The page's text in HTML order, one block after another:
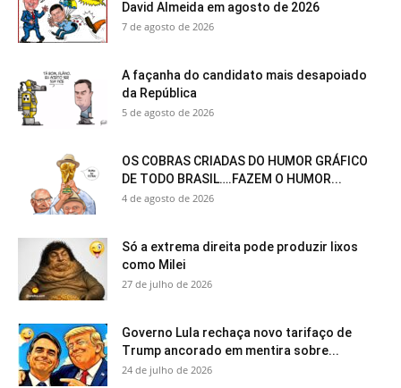
David Almeida em agosto de 2026
7 de agosto de 2026
A façanha do candidato mais desapoiado
da República
5 de agosto de 2026
OS COBRAS CRIADAS DO HUMOR GRÁFICO
DE TODO BRASIL….FAZEM O HUMOR...
4 de agosto de 2026
Só a extrema direita pode produzir lixos
como Milei
27 de julho de 2026
Governo Lula rechaça novo tarifaço de
Trump ancorado em mentira sobre...
24 de julho de 2026